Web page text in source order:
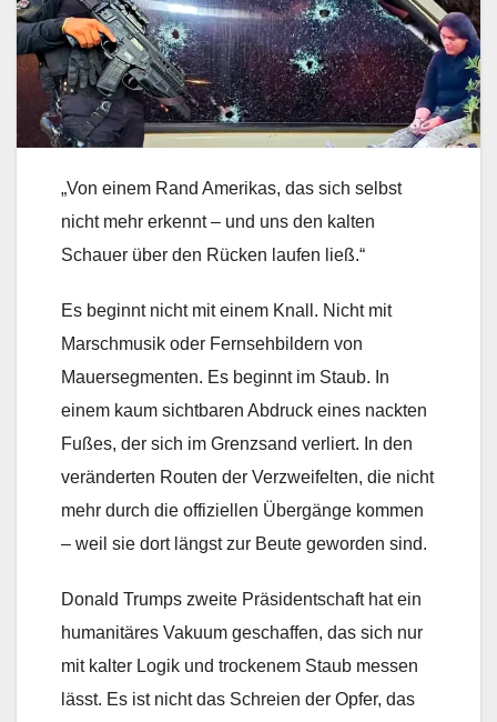
„Von einem Rand Amerikas, das sich selbst
nicht mehr erkennt – und uns den kalten
Schauer über den Rücken laufen ließ.“
Es beginnt nicht mit einem Knall. Nicht mit
Marschmusik oder Fernsehbildern von
Mauersegmenten. Es beginnt im Staub. In
einem kaum sichtbaren Abdruck eines nackten
Fußes, der sich im Grenzsand verliert. In den
veränderten Routen der Verzweifelten, die nicht
mehr durch die offiziellen Übergänge kommen
– weil sie dort längst zur Beute geworden sind.
Donald Trumps zweite Präsidentschaft hat ein
humanitäres Vakuum geschaffen, das sich nur
mit kalter Logik und trockenem Staub messen
lässt. Es ist nicht das Schreien der Opfer, das